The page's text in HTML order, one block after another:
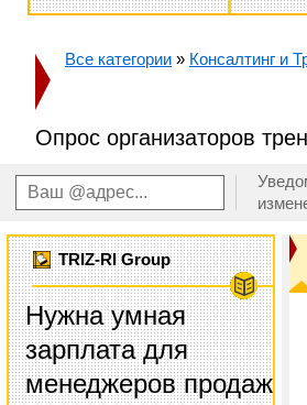
Все категории » Консалтинг и
Опрос организаторов
TRIZ-RI Group
Нужна умная
зарплата для
менеджеров продаж